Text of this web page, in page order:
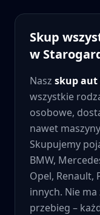
Skup
w
Nasz skup aut
wszystkie
osobowe,
nawet
Skupujemy
BMW,
Opel, Renault,
innych. Nie
przebieg –